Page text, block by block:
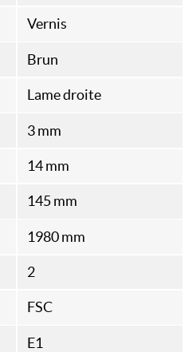
Vernis
Brun
Lame droite
3 mm
14 mm
145 mm
1980 mm
2
FSC
E1